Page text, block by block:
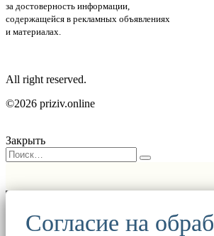
за достоверность информации,
содержащейся в рекламных объявлениях
и материалах.
All right reserved.
©2026 priziv.online
Закрыть
Согласие на